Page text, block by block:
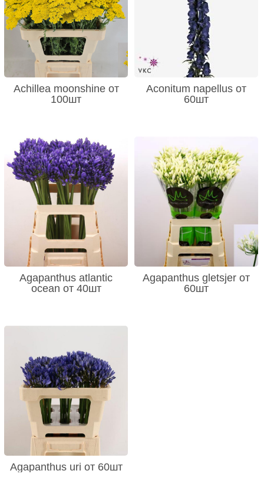
Achillea moonshine от
100шт
Aconitum napellus от
60шт
Agapanthus atlantic
ocean от 40шт
Agapanthus gletsjer от
60шт
Agapanthus uri от 60шт